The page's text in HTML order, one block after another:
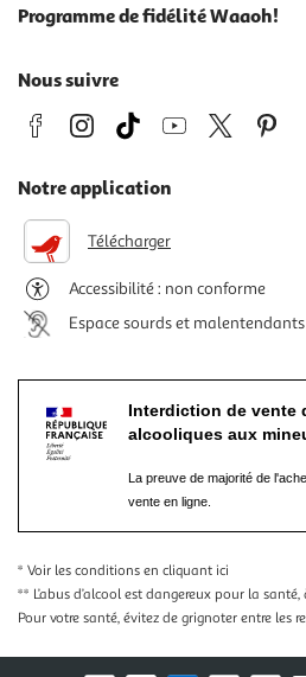
Programme de fidélité Waaoh!
Nous suivre
Notre application
Télécharger
Accessibilité : non conforme
Espace sourds et malentendants
Interdiction de vente
alcooliques aux
La preuve de majorité de
vente en ligne.
* Voir les conditions en cliquant ici
** L’abus d’alcool est dangereux pour la
Pour votre santé, évitez de grignoter entre les